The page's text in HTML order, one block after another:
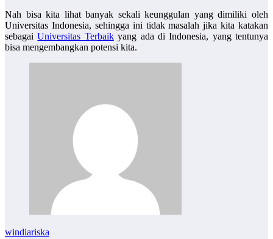
Nah bisa kita lihat banyak sekali keunggulan yang dimiliki oleh
Universitas Indonesia, sehingga ini tidak masalah jika kita katakan
sebagaiUniversitas Terbaikyang ada di Indonesia, yang tentunya
bisa mengembangkan potensi kita.
windiariska